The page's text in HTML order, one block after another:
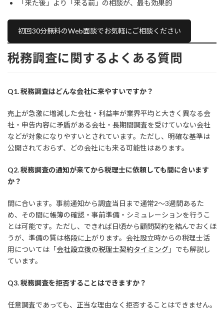
「来た後」より「来る前」の相談が、最も効果的
初回30分無料のWeb面談でお気軽にご相談ください
税務調査に関するよくある質問
Q1. 税務調査はどんな会社に来やすいですか？
売上が急激に増減した会社・利益率が業界平均と大きく異なる会
社・申告内容に矛盾がある会社・長期間調査を受けていない会社
などが対象になりやすいとされています。ただし、明確な基準は
公開されておらず、どの会社にも来る可能性はあります。
Q2. 税務調査の通知が来てから税理士に依頼しても間に合います
か？
間に合います。事前通知から調査当日まで通常2〜3週間あるた
め、その間に帳簿の確認・事前準備・シミュレーションを行うこ
とは可能です。ただし、できれば日頃から顧問契約を結んでおくほ
うが、準備の質は格段に上がります。会社設立時からの税理士活
用については「会社設立後の税理士契約タイミング 」でも解説し
ています。
Q3. 税務調査を拒否することはできますか？
任意調査であっても、正当な理由なく拒否することはできません。